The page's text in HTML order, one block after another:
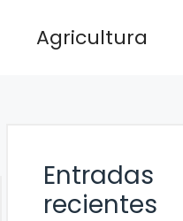
Agricultura
Entradas
recientes